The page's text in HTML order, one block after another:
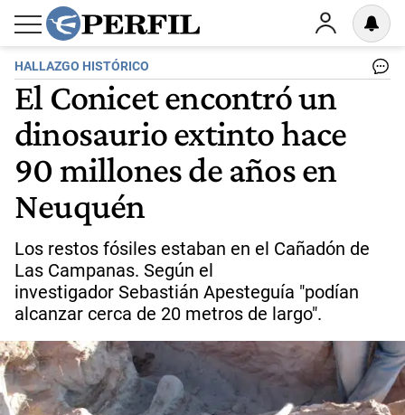
HALLAZGO HISTÓRICO
El Conicet encontró un
dinosaurio extinto hace
90 millones de años en
Neuquén
Los restos fósiles estaban en el Cañadón de
Las Campanas. Según el
investigador Sebastián Apesteguía "podían
alcanzar cerca de 20 metros de largo".